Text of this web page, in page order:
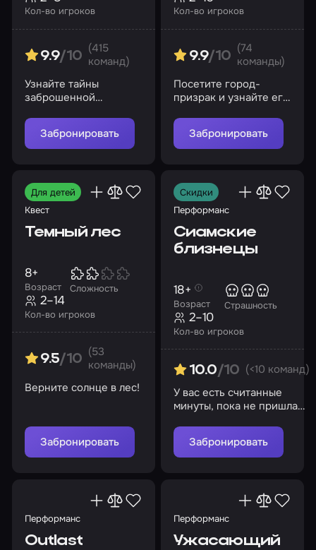
Кол-во игроков
9.9/10
(415
команд)
Узнайте тайны
заброшенной
больницы и не
сойдите с ума в ее
стенах
Забронировать
Кол-во игроков
9.9/10
(74
команды)
Посетите город-
призрак и узнайте его
Забронировать
Для детей
Квест
Темный лес
Возраст
8+
Сложность
Кол-во игроков
2–14
9.5/10
(53
команды)
Верните солнце в лес!
Забронировать
Скидки
Перформанс
Сиамские
близнецы
Возраст
18+
Страшность
Кол-во игроков
2–10
10.0/10 (<10 команд)
У вас есть считанные
минуты, пока не пришла
Забронировать
Перформанс
Outlast
Перформанс
Ужасающий